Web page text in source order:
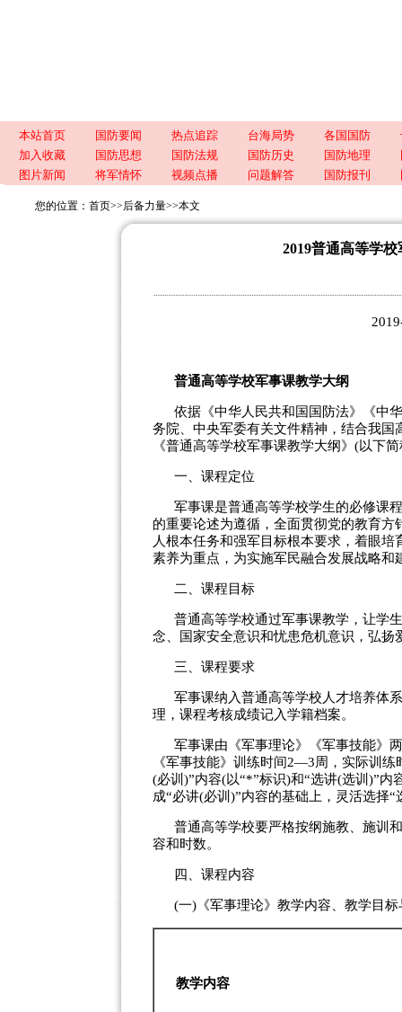
本站首页 国防要闻 热点追踪 台海局势 各国国防
加入收藏
国防思想 国防法规 国防历史 国防地理
图片新闻
将军情怀 视频点播 问题解答 国防报刊
您的位置： 首页>>后备力量>>本文
2019普通高等学
普通高等学校军事课教学大纲
依据《中华人民共和国国防法》《中
务院、中央军委有关文件精神，结合我
《普通高等学校军事课教学大纲》(以下
一、课程定位
军事课是普通高等学校学生的必修课
的重要论述为遵循，全面贯彻党的教育
人根本任务和强军目标根本要求，着眼
素养为重点，为实施军民融合发展战略和
二、课程目标
普通高等学校通过军事课教学，让学
念、国家安全意识和忧患危机意识，弘
三、课程要求
军事课纳入普通高等学校人才培养体
理，课程考核成绩记入学籍档案。
军事课由《军事理论》《军事技能》
《军事技能》训练时间2—3周，实际训
(必训)”内容(以“*”标识)和“选讲(选训)”
成“必讲(必训)”内容的基础上，灵活选择
普通高等学校要严格按纲施教、施训
容和时数。
四、课程内容
(一)《军事理论》教学内容、教学目
教学内容